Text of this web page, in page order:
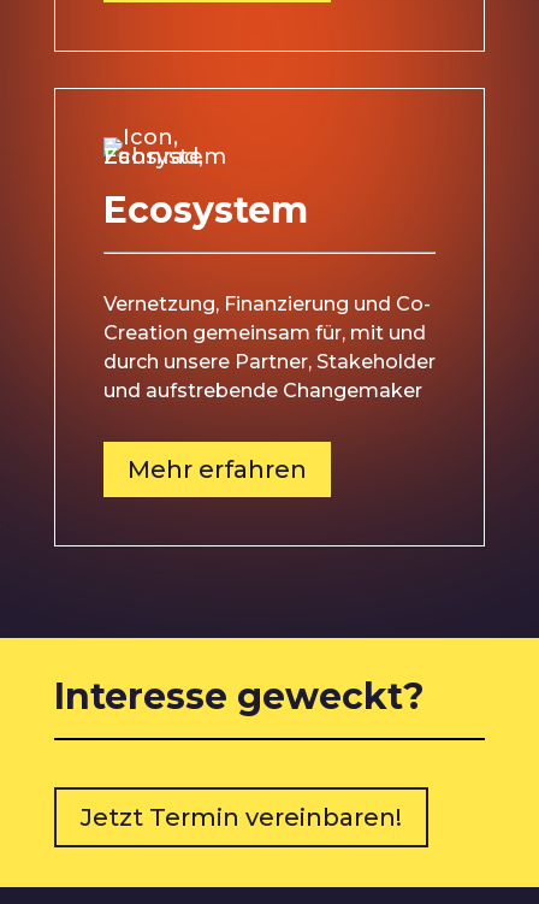
Ecosystem
Vernetzung, Finanzierung und Co-
Creation gemeinsam für, mit und
durch unsere Partner, Stakeholder
und aufstrebende Changemaker
Mehr erfahren
Interesse geweckt?
Jetzt Termin vereinbaren!